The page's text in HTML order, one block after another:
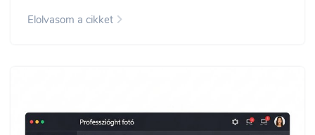
Elolvasom a cikket